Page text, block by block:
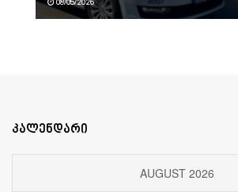
08/05/2026
კალენდარი
AUGUST 2026